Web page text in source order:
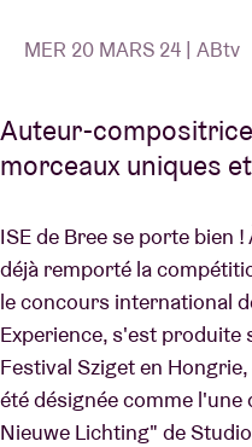
ABtv
Chèque-concert
À propos de l'AB
Contact
MER 20 MARS 24 | ABtv
Auteur-
morceaux uniques
ISE de Bree se porte bien !
déjà remporté la
le concours international
Experience, s'est produite
Festival Sziget en
été désignée comme
Nieuwe Lichting" de